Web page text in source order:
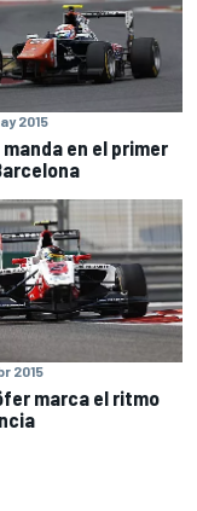
2015
en el primer
2015
marca el ritmo